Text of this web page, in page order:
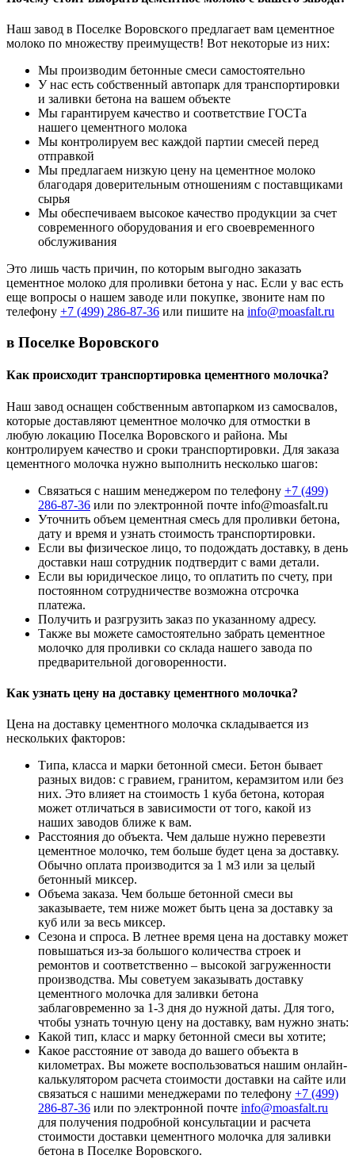
Наш завод в Поселке Воровского предлагает вам цементное
молоко по множеству преимуществ! Вот некоторые из них:
Мы производим бетонные смеси самостоятельно
У нас есть собственный автопарк для транспортировки
и заливки бетона на вашем объекте
Мы гарантируем качество и соответствие ГОСТа
нашего цементного молока
Мы контролируем вес каждой партии смесей перед
отправкой
Мы предлагаем низкую цену на цементное молоко
благодаря доверительным отношениям с поставщиками
сырья
Мы обеспечиваем высокое качество продукции за счет
современного оборудования и его своевременного
обслуживания
Это лишь часть причин, по которым выгодно заказать
цементное молоко для проливки бетона у нас. Если у вас есть
еще вопросы о нашем заводе или покупке, звоните нам по
телефону +7 (499) 286-87-36 или пишите на info@moasfalt.ru
в Поселке Воровского
Как происходит транспортировка цементного молочка?
Наш завод оснащен собственным автопарком из самосвалов,
которые доставляют цементное молочко для отмостки в
любую локацию Поселка Воровского и района. Мы
контролируем качество и сроки транспортировки. Для заказа
цементного молочка нужно выполнить несколько шагов:
Связаться с нашим менеджером по телефону +7 (499)
286-87-36 или по электронной почте info@moasfalt.ru
Уточнить объем цементная смесь для проливки бетона,
дату и время и узнать стоимость транспортировки.
Если вы физическое лицо, то подождать доставку, в день
доставки наш сотрудник подтвердит с вами детали.
Если вы юридическое лицо, то оплатить по счету, при
постоянном сотрудничестве возможна отсрочка
платежа.
Получить и разгрузить заказ по указанному адресу.
Также вы можете самостоятельно забрать цементное
молочко для проливки со склада нашего завода по
предварительной договоренности.
Как узнать цену на доставку цементного молочка?
Цена на доставку цементного молочка складывается из
нескольких факторов:
Типа, класса и марки бетонной смеси. Бетон бывает
разных видов: с гравием, гранитом, керамзитом или без
них. Это влияет на стоимость 1 куба бетона, которая
может отличаться в зависимости от того, какой из
наших заводов ближе к вам.
Расстояния до объекта. Чем дальше нужно перевезти
цементное молочко, тем больше будет цена за доставку.
Обычно оплата производится за 1 м3 или за целый
бетонный миксер.
Объема заказа. Чем больше бетонной смеси вы
заказываете, тем ниже может быть цена за доставку за
куб или за весь миксер.
Сезона и спроса. В летнее время цена на доставку может
повышаться из-за большого количества строек и
ремонтов и соответственно – высокой загруженности
производства. Мы советуем заказывать доставку
цементного молочка для заливки бетона
заблаговременно за 1-3 дня до нужной даты. Для того,
чтобы узнать точную цену на доставку, вам нужно знать:
Какой тип, класс и марку бетонной смеси вы хотите;
Какое расстояние от завода до вашего объекта в
километрах. Вы можете воспользоваться нашим онлайн-
калькулятором расчета стоимости доставки на сайте или
связаться с нашими менеджерами по телефону +7 (499)
286-87-36 или по электронной почте info@moasfalt.ru
для получения подробной консультации и расчета
стоимости доставки цементного молочка для заливки
бетона в Поселке Воровского.